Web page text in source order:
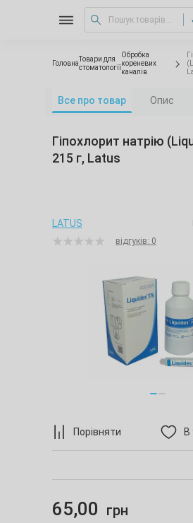
Головна
Товари для
стоматології
Обробка
кореневих
каналів
Все про товар Опис
Порівняти В
Гіпохлорит натрію
215 г, Latus
LATUS
відгуків: 0
65,00 грн